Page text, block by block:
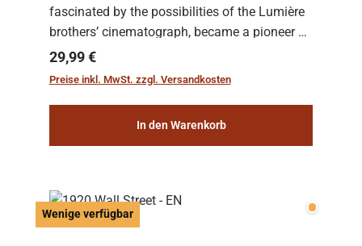
fascinated by the possibilities of the Lumière
brothers’ cinematograph, became a pioneer of
cinema. In 1902, he filmed his most famous
work: “Le Voyage dans la Lune” (“A Trip to...
Regulärer Preis:
29,99 €
Preise inkl. MwSt. zzgl. Versandkosten
In den Warenkorb
Wenige verfügbar Wenige